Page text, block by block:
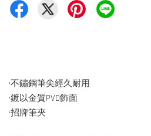
•不鏽鋼筆尖經久耐用
•鍍以金質PVD飾面
•招牌筆夾